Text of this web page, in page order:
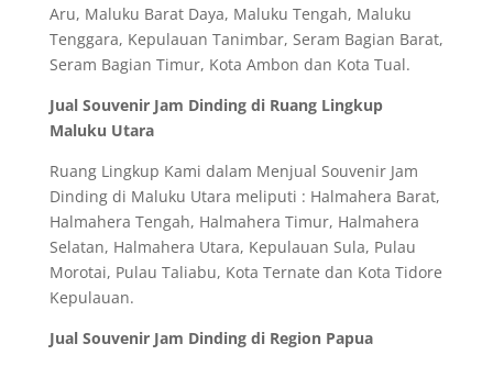
Aru, Maluku Barat Daya, Maluku Tengah, Maluku
Tenggara, Kepulauan Tanimbar, Seram Bagian Barat,
Seram Bagian Timur, Kota Ambon dan Kota Tual.
Jual Souvenir Jam Dinding di Ruang Lingkup
Maluku Utara
Ruang Lingkup Kami dalam Menjual Souvenir Jam
Dinding di Maluku Utara meliputi : Halmahera Barat,
Halmahera Tengah, Halmahera Timur, Halmahera
Selatan, Halmahera Utara, Kepulauan Sula, Pulau
Morotai, Pulau Taliabu, Kota Ternate dan Kota Tidore
Kepulauan.
Jual Souvenir Jam Dinding di Region Papua